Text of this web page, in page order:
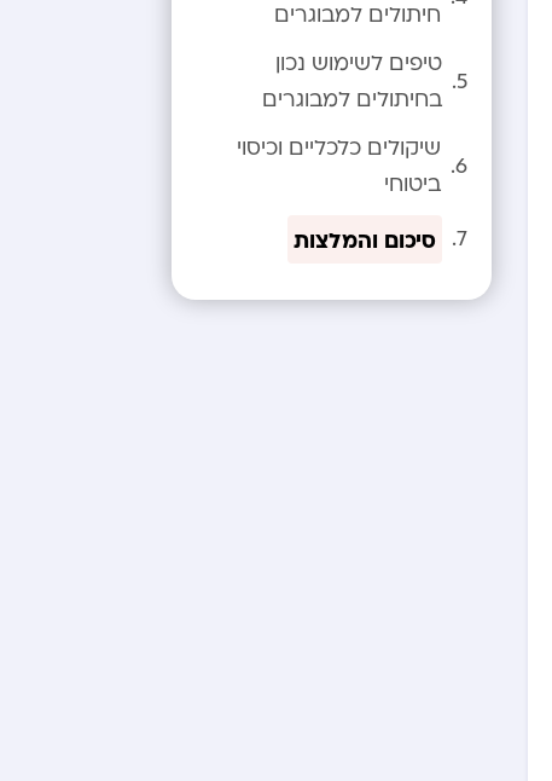
חיתולים למבוגרים
טיפים לשימוש נכון
בחיתולים למבוגרים
שיקולים כלכליים וכיסוי
ביטוחי
סיכום והמלצות